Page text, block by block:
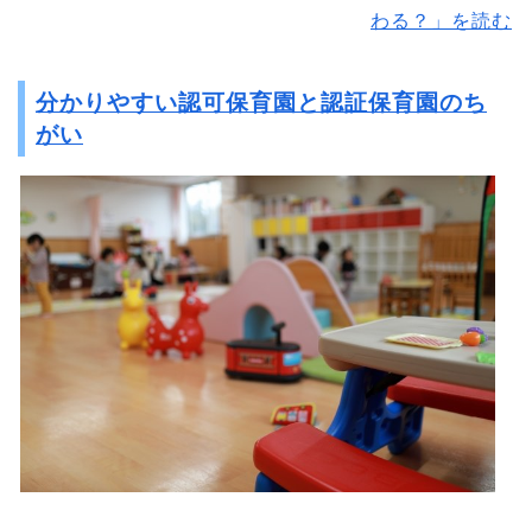
わる？」を読む
分かりやすい認可保育園と認証保育園のち
がい